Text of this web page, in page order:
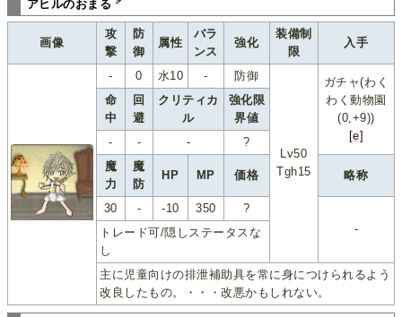
アヒルのおまる
画像
攻
撃
防
御
属性
バラ
ンス
強化
装備制
限
入手
- 0 水10 - 防御
Lv50
Tgh15
ガチャ(わく
わく動物園
(0,+9))
[e]
命
中
回
避
クリティカ
ル
強化限
界値
-
- -
?
魔
力
魔
防
HP MP 価格 略称
30 - -10 350
?
-
トレード可/隠しステータスな
し
主に児童向けの排泄補助具を常に身につけられるよう
改良したもの。・・・改悪かもしれない。